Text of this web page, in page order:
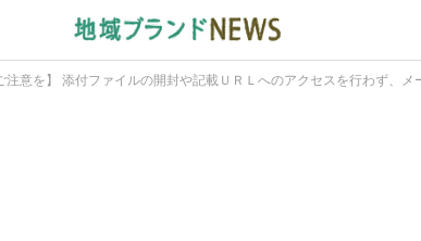
意を】 添付ファイルの開封や記載ＵＲＬへのアクセスを行わず、メ